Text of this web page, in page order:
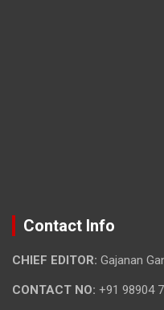
Contact Info
CHIEF EDITOR: Gajanan
CONTACT NO: +91 98904